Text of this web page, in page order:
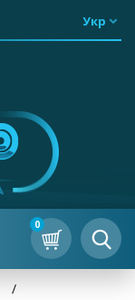
Укр
0